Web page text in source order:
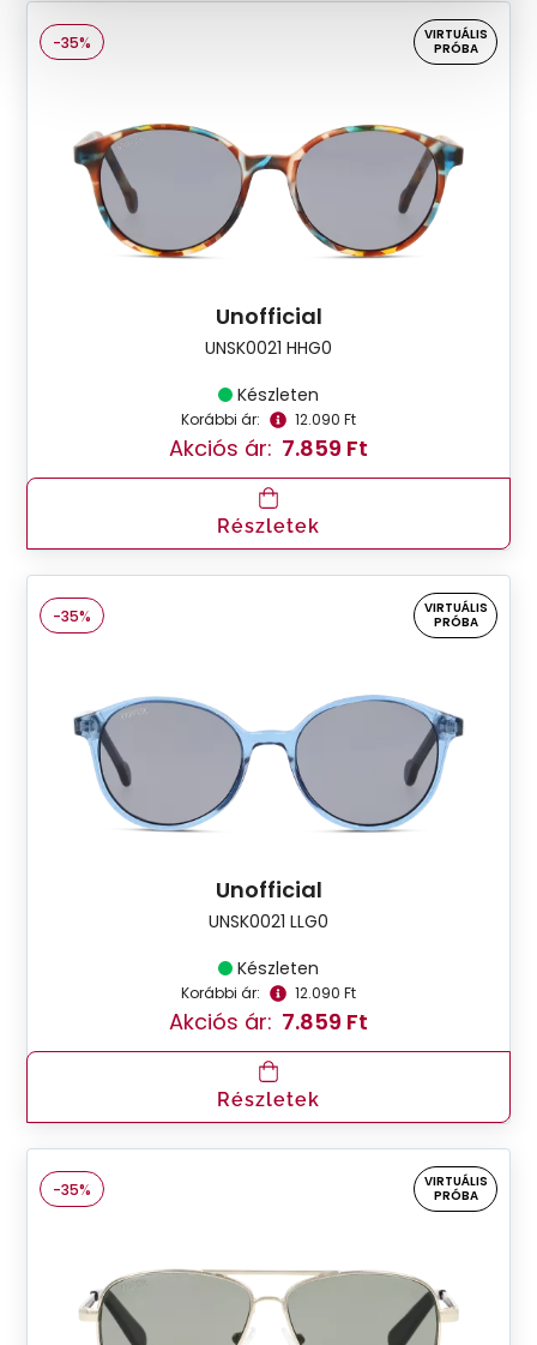
-35%
VIRTUÁLIS
PRÓBA
Unofficial
UNSK0021 HHG0
Készleten
Korábbi ár: 12.090 Ft
Akciós ár: 7.859 Ft
Részletek
-35%
VIRTUÁLIS
PRÓBA
Unofficial
UNSK0021 LLG0
Készleten
Korábbi ár: 12.090 Ft
Akciós ár: 7.859 Ft
Részletek
-35%
VIRTUÁLIS
PRÓBA